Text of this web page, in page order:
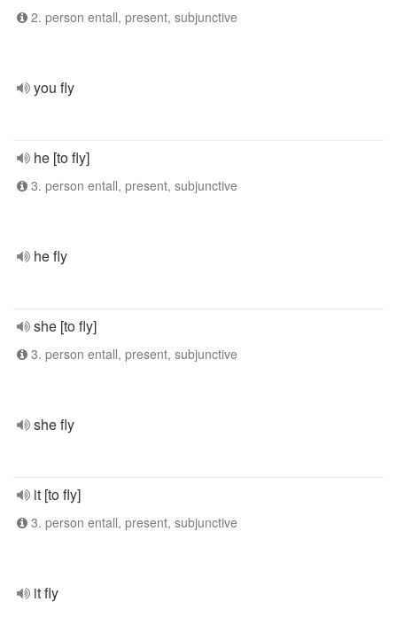
2. person entall, present, subjunctive
you fly
he [to fly]
3. person entall, present, subjunctive
he fly
she [to fly]
3. person entall, present, subjunctive
she fly
it [to fly]
3. person entall, present, subjunctive
it fly